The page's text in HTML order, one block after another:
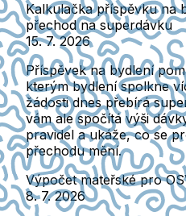
Kalkulačka příspěvku na
přechod na superdávku
15. 7. 2026
Příspěvek na bydlení
kterým bydlení spolkne
žádosti dnes přebírá
vám ale spočítá výši
pravidel a ukáže, co se
přechodu mění.
Výpočet mateřské pro
8. 7. 2026